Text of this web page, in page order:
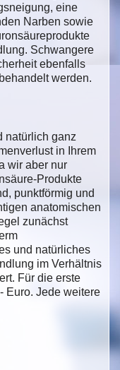
eine
Narben sowie
Schwangere
ebenfalls
werden.
natürlich ganz
in Ihrem
wir aber nur
Produkte
punktförmig und
anatomischen
zunächst
und natürliches
im Verhältnis
Für die erste
Euro. Jede weitere